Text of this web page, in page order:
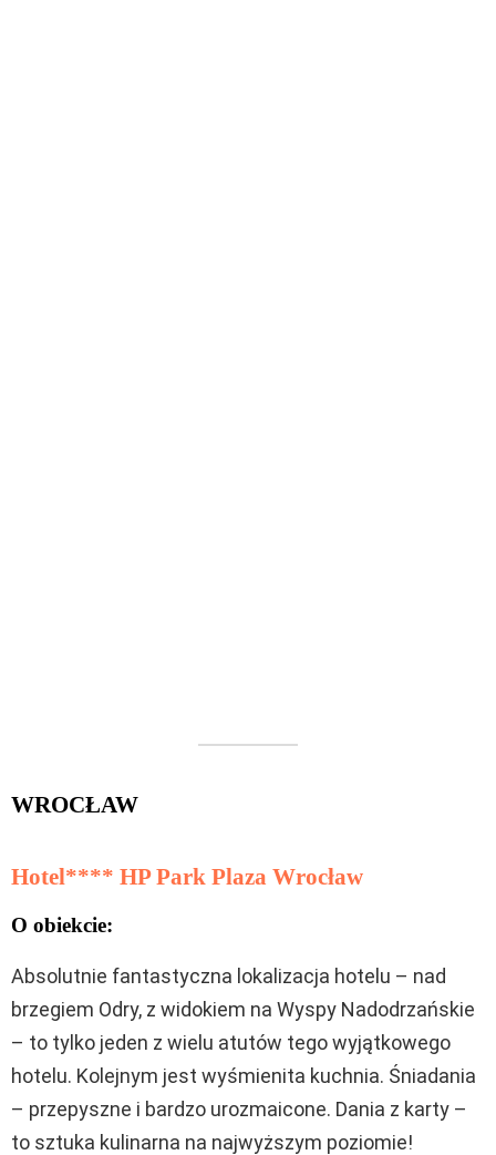
WROCŁAW
Hotel**** HP Park Plaza Wrocław
O obiekcie:
Absolutnie fantastyczna lokalizacja hotelu – nad
brzegiem Odry, z widokiem na Wyspy Nadodrzańskie
– to tylko jeden z wielu atutów tego wyjątkowego
hotelu. Kolejnym jest wyśmienita kuchnia. Śniadania
– przepyszne i bardzo urozmaicone. Dania z karty –
to sztuka kulinarna na najwyższym poziomie!